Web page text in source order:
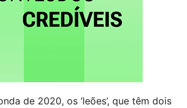
de 2020, os ‘leões’, que têm dois